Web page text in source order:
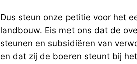
Dus steun onze petitie voor het
landbouw. Eis met ons dat de
steunen en subsidiëren van
en dat zij de boeren steunt bij